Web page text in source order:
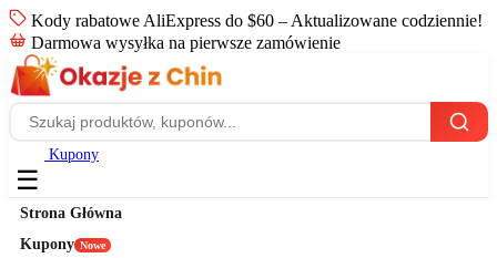
Kody rabatowe AliExpress do $60 – Aktualizowane codziennie!
Darmowa wysyłka na pierwsze zamówienie
Kupony
☰
Strona Główna
Kupony Nowe